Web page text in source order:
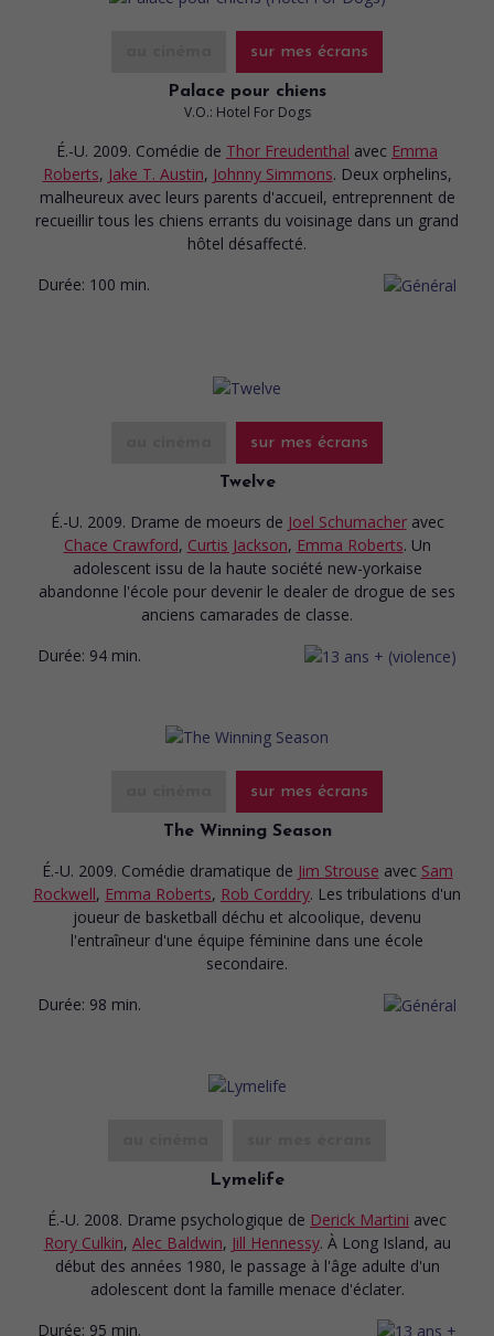
sur mes écrans
Palace pour chiens
V.O.: Hotel For Dogs
É.-U. 2009. Comédie de Thor Freudenthal avec Emma
Roberts, Jake T. Austin, Johnny Simmons. Deux orphelins,
malheureux avec leurs parents d'accueil, entreprennent de
recueillir tous les chiens errants du voisinage dans un grand
hôtel désaffecté.
Durée: 100 min.
sur mes écrans
Twelve
É.-U. 2009. Drame de moeurs de Joel Schumacher avec
Chace Crawford, Curtis Jackson, Emma Roberts. Un
adolescent issu de la haute société new-yorkaise
abandonne l'école pour devenir le dealer de drogue de ses
anciens camarades de classe.
Durée: 94 min.
sur mes écrans
The Winning Season
É.-U. 2009. Comédie dramatique de Jim Strouse avec Sam
Rockwell, Emma Roberts, Rob Corddry. Les tribulations d'un
joueur de basketball déchu et alcoolique, devenu
l'entraîneur d'une équipe féminine dans une école
secondaire.
Durée: 98 min.
Lymelife
É.-U. 2008. Drame psychologique de Derick Martini avec
Rory Culkin, Alec Baldwin, Jill Hennessy. À Long Island, au
début des années 1980, le passage à l'âge adulte d'un
adolescent dont la famille menace d'éclater.
Durée: 95 min.